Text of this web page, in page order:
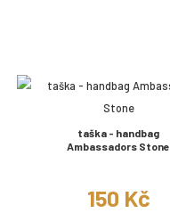
taška - handbag
Ambassadors Stone
150 Kč